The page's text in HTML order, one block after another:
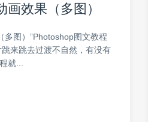
效果（多图）
多图）”Photoshop图文教程
来跳去过渡不自然，有没有
就...